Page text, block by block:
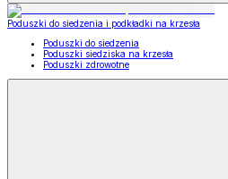
Poduszki do siedzenia i podkładki na krzesła
Poduszki do siedzenia
Poduszki siedziska na krzesła
Poduszki zdrowotne